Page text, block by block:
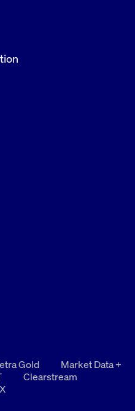
Gold
Market Data +
Clearstream